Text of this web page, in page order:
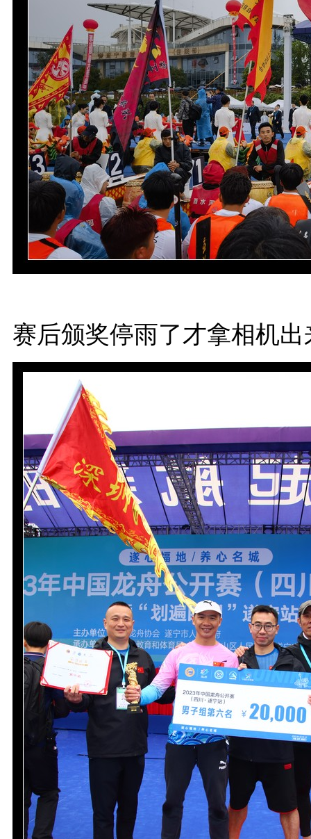
赛后颁奖停雨了才拿相机